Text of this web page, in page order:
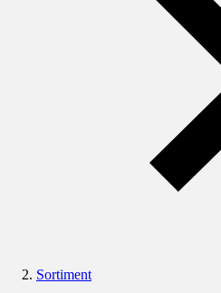
Sortiment